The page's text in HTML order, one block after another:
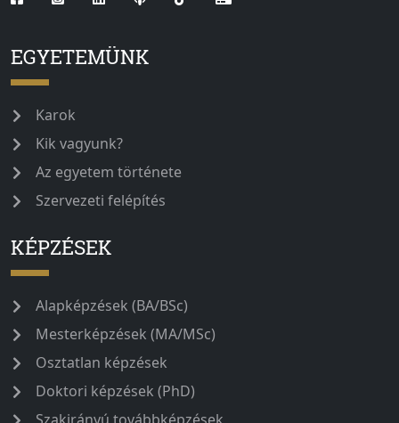
EGYETEMÜNK
Karok
Kik vagyunk?
Az egyetem története
Szervezeti felépítés
KÉPZÉSEK
Alapképzések (BA/BSc)
Mesterképzések (MA/MSc)
Osztatlan képzések
Doktori képzések (PhD)